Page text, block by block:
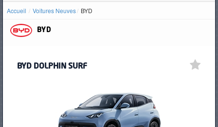
Accueil Voitures Neuves BYD
BYD
BYD DOLPHIN SURF
D'OCCASION